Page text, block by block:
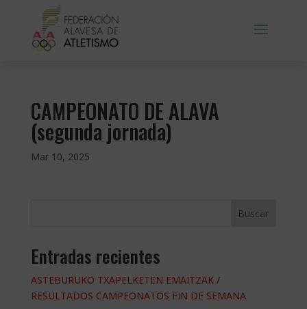
CAMPEONATO DE ALAVA
(segunda jornada)
Mar 10, 2025
Buscar
Entradas recientes
ASTEBURUKO TXAPELKETEN EMAITZAK /
RESULTADOS CAMPEONATOS FIN DE SEMANA